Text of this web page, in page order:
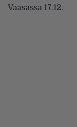
Vaasassa 17.12.